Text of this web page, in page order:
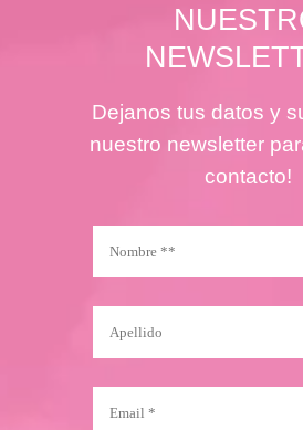
Dejanos tus datos y
nuestro newsletter
contacto!